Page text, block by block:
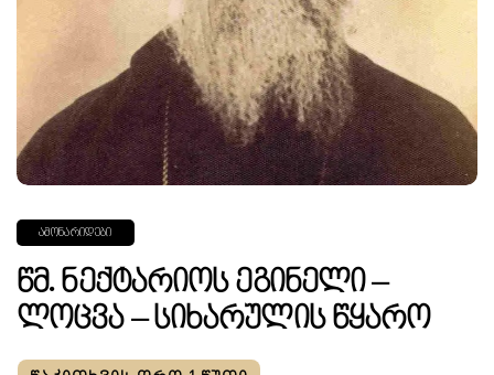
ᲐᲛᲝᲜᲐᲠᲘᲓᲔᲑᲘ
Წმ. Ნექტარიოს Ეგინელი –
Ლოცვა – Სიხარულის Წყარო